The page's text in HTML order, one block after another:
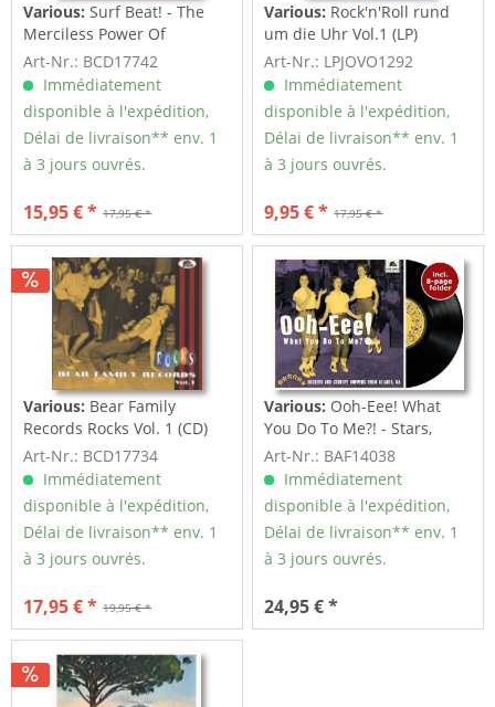
Various: Surf Beat! - The
Merciless Power Of
Water,...
Art-Nr.: BCD17742
Immédiatement
disponible à l'expédition,
Délai de livraison** env. 1
à 3 jours ouvrés.
17,95 € *
15,95 € *
Various: Rock'n'Roll rund
um die Uhr Vol.1 (LP)
Art-Nr.: LPJOVO1292
Immédiatement
disponible à l'expédition,
Délai de livraison** env. 1
à 3 jours ouvrés.
17,95 € *
9,95 € *
Various: Bear Family
Records Rocks Vol. 1 (CD)
Art-Nr.: BCD17734
Immédiatement
disponible à l'expédition,
Délai de livraison** env. 1
à 3 jours ouvrés.
19,95 € *
17,95 € *
Various: Ooh-Eee! What
You Do To Me?! - Stars,
Inc....
Art-Nr.: BAF14038
Immédiatement
disponible à l'expédition,
Délai de livraison** env. 1
à 3 jours ouvrés.
24,95 € *